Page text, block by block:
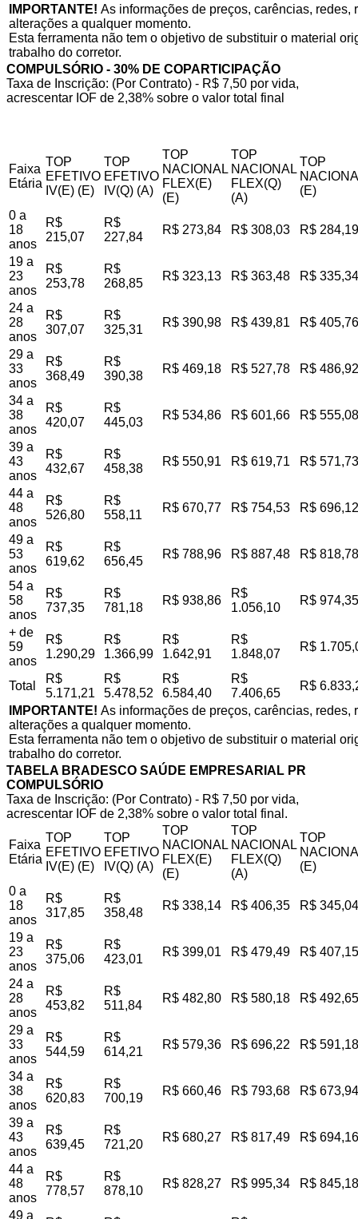
IMPORTANTE! As informações de preços, carências,
alterações a qualquer momento.
Esta ferramenta não tem o objetivo de substituir o material
trabalho do corretor.
COMPULSÓRIO - 30% DE COPARTICIPAÇÃO
Taxa de Inscrição: (Por Contrato) - R$ 7,50 por vida,
acrescentar IOF de 2,38% sobre o valor total final
Faixa
Etária
TOP
EFETIVO
IV(E) (E)
TOP
EFETIVO
IV(Q) (A)
TOP
NACIONAL
FLEX(E)
(E)
TOP
NACIONAL
FLEX(Q)
(A)
TOP
(E)
0 a
18
anos
R$
215,07
R$
227,84
R$ 273,84 R$ 308,03 R$ 284,19
19 a
23
anos
R$
253,78
R$
268,85
R$ 323,13 R$ 363,48 R$ 335,34
24 a
28
anos
R$
307,07
R$
325,31
R$ 390,98 R$ 439,81 R$ 405,76
29 a
33
anos
R$
368,49
R$
390,38
R$ 469,18 R$ 527,78 R$ 486,92
34 a
38
anos
R$
420,07
R$
445,03
R$ 534,86 R$ 601,66 R$ 555,08
39 a
43
anos
R$
432,67
R$
458,38
R$ 550,91 R$ 619,71 R$ 571,73
44 a
48
anos
R$
526,80
R$
558,11
R$ 670,77 R$ 754,53 R$ 696,12
49 a
53
anos
R$
619,62
R$
656,45
R$ 788,96 R$ 887,48 R$ 818,78
54 a
58
anos
R$
737,35
R$
781,18
R$ 938,86
R$
1.056,10
R$ 974,35
+ de
59
anos
R$
1.290,29
R$
1.366,99
R$
1.642,91
R$
1.848,07
R$
Total
R$
5.171,21
R$
5.478,52
R$
6.584,40
R$
7.406,65
R$
IMPORTANTE! As informações de preços, carências,
alterações a qualquer momento.
Esta ferramenta não tem o objetivo de substituir o material
trabalho do corretor.
TABELA BRADESCO SAÚDE EMPRESARIAL PR
COMPULSÓRIO
Taxa de Inscrição: (Por Contrato) - R$ 7,50 por vida,
acrescentar IOF de 2,38% sobre o valor total final.
Faixa
Etária
TOP
EFETIVO
IV(E) (E)
TOP
EFETIVO
IV(Q) (A)
TOP
NACIONAL
FLEX(E)
(E)
TOP
NACIONAL
FLEX(Q)
(A)
TOP
(E)
0 a
18
anos
R$
317,85
R$
358,48
R$ 338,14 R$ 406,35 R$ 345,04
19 a
23
anos
R$
375,06
R$
423,01
R$ 399,01 R$ 479,49 R$ 407,15
24 a
28
anos
R$
453,82
R$
511,84
R$ 482,80 R$ 580,18 R$ 492,65
29 a
33
anos
R$
544,59
R$
614,21
R$ 579,36 R$ 696,22 R$ 591,18
34 a
38
anos
R$
620,83
R$
700,19
R$ 660,46 R$ 793,68 R$ 673,94
39 a
43
anos
R$
639,45
R$
721,20
R$ 680,27 R$ 817,49 R$ 694,16
44 a
48
anos
R$
778,57
R$
878,10
R$ 828,27 R$ 995,34 R$ 845,18
49 a